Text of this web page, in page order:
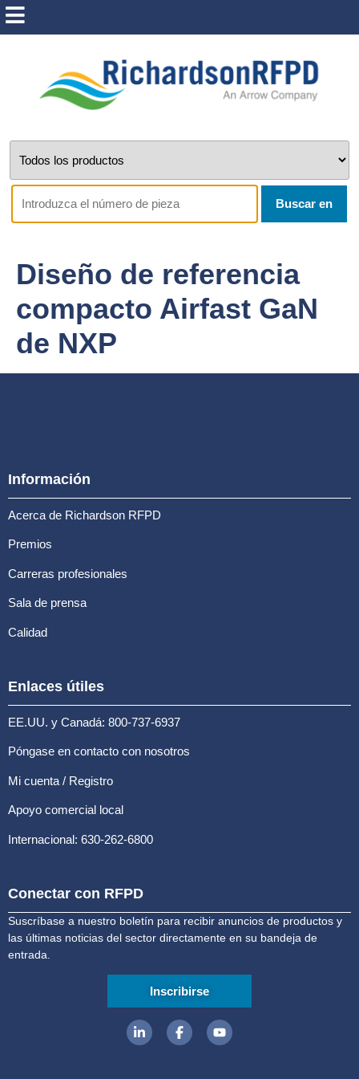
Buscar en
Diseño de referencia
compacto Airfast GaN
de NXP
Información
Acerca de Richardson RFPD
Premios
Carreras profesionales
Sala de prensa
Calidad
Enlaces útiles
EE.UU. y Canadá: 800-737-6937
Póngase en contacto con nosotros
Mi cuenta / Registro
Apoyo comercial local
Internacional: 630-262-6800
Conectar con RFPD
Suscríbase a nuestro boletín para recibir anuncios de productos y
las últimas noticias del sector directamente en su bandeja de
entrada.
Inscribirse